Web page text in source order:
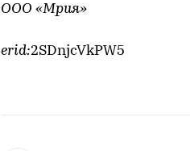
ООО «Мрия»
erid:2SDnjcVkPW5